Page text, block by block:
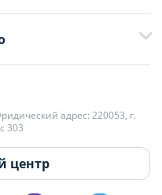
в будние дни с 9:00 до
до 20:00.
адрес: 220053, г.
303
центр